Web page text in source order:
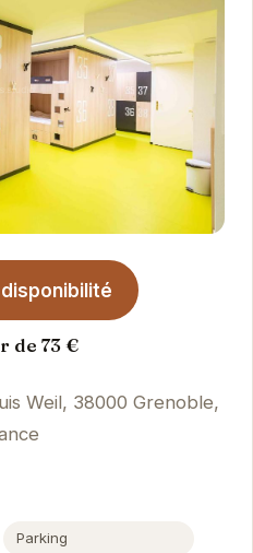
de 73 €
Weil, 38000 Grenoble,
Parking